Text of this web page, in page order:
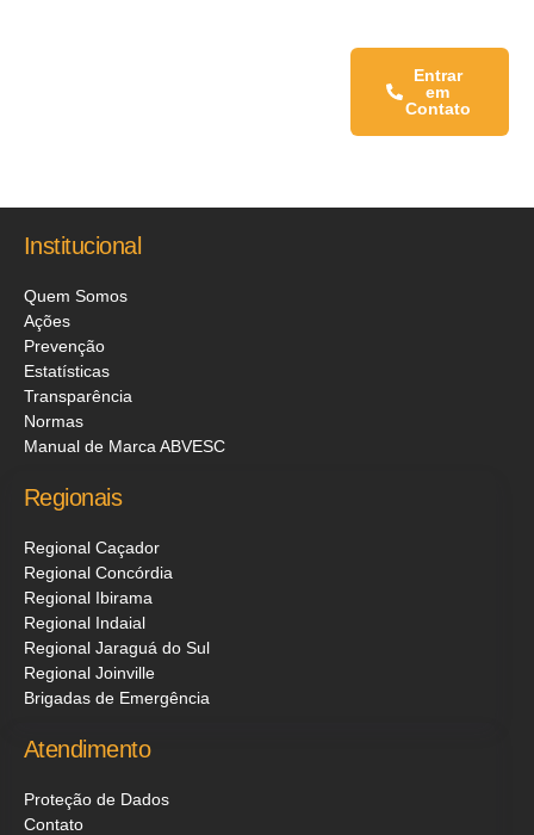
Entrar
em
Contato
Institucional
Quem Somos
Ações
Prevenção
Estatísticas
Transparência
Normas
Manual de Marca ABVESC
Regionais
Regional Caçador
Regional Concórdia
Regional Ibirama
Regional Indaial
Regional Jaraguá do Sul
Regional Joinville
Brigadas de Emergência
Atendimento
Proteção de Dados
Contato